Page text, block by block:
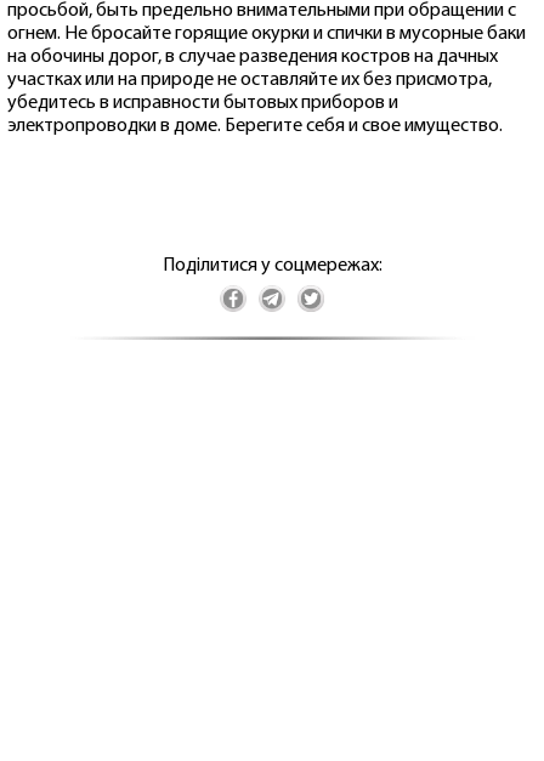
просьбой, быть предельно внимательными при обращении с
огнем. Не бросайте горящие окурки и спички в мусорные баки
на обочины дорог, в случае разведения костров на дачных
участках или на природе не оставляйте их без присмотра,
убедитесь в исправности бытовых приборов и
электропроводки в доме. Берегите себя и свое имущество.
Поділитися у соцмережах: